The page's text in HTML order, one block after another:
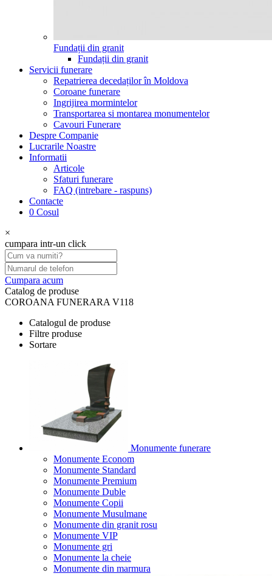
Fundații din granit
Fundații din granit
Servicii funerare
Repatrierea decedaților în Moldova
Coroane funerare
Ingrijirea mormintelor
Transportarea si montarea monumentelor
Cavouri Funerare
Despre Companie
Lucrarile Noastre
Informatii
Articole
Sfaturi funerare
FAQ (intrebare - raspuns)
Contacte
0 Cosul
×
cumpara intr-un click
Cumpara acum
Catalog de produse
COROANA FUNERARA V118
Catalogul de produse
Filtre produse
Sortare
Monumente funerare
Monumente Econom
Monumente Standard
Monumente Premium
Monumente Duble
Monumente Copii
Monumente Musulmane
Monumente din granit rosu
Monumente VIP
Monumente gri
Monumente la cheie
Monumente din marmura